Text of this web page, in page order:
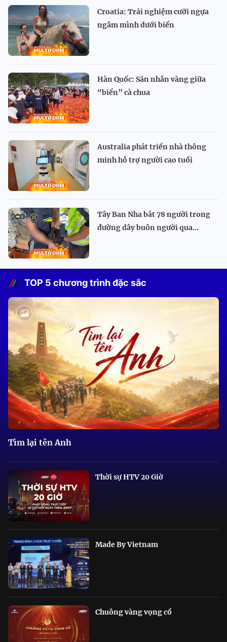
Croatia: Trải nghiệm cưỡi ngựa
ngâm mình dưới biển
Hàn Quốc: Săn nhẫn vàng giữa
“biển” cà chua
Australia phát triển nhà thông
minh hỗ trợ người cao tuổi
Tây Ban Nha bắt 78 người trong
đường dây buôn người qua...
TOP 5 chương trình đặc sắc
Tìm lại tên Anh
Thời sự HTV 20 Giờ
Made By Vietnam
Chuông vàng vọng cổ